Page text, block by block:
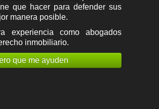
que hacer para defender sus
manera posible.
experiencia como abogados
inmobiliario.
que me ayuden